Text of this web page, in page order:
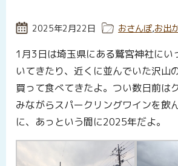
投稿日:
2025年2月22日 カテゴリー:
おさんぽ,お出
1月3日は埼玉県にある鷲宮神社にい
いてきたり、近くに並んでいた沢山
買って食べてきたよ。つい数日前は
みながらスパークリングワインを飲
に、あっという間に2025年だよ。